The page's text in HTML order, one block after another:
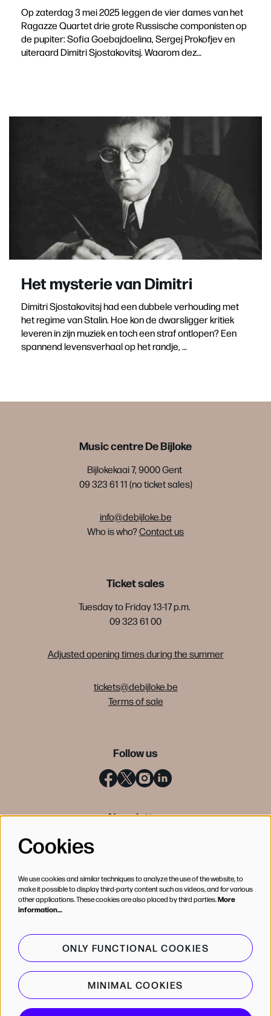
Op zaterdag 3 mei 2025 leggen de vier dames van het
Ragazze Quartet drie grote Russische componisten op
de pupiter: Sofia Goebajdoelina, Sergej Prokofjev en
uiteraard Dimitri Sjostakovitsj. Waarom dez…
Het mysterie van Dimitri
Dimitri Sjostakovitsj had een dubbele verhouding met
het regime van Stalin. Hoe kon de dwarsligger kritiek
leveren in zijn muziek en toch een straf ontlopen? Een
spannend levensverhaal op het randje, …
Music centre De Bijloke
Bijlokekaai 7, 9000 Gent
09 323 61 11 (no ticket sales)
info@debijloke.be
Who is who?Contact us
Ticket sales
Tuesday to Friday 13-17 p.m.
09 323 61 00
Adjusted opening times during the summer
tickets@debijloke.be
Terms of sale
Follow us
Newsletter
Cookies
We use cookies and similar techniques to analyze the use of the website, to
make it possible to display third-party content such as videos, and for various
other applications. These cookies are also placed by third parties.More
information…
ONLY FUNCTIONAL COOKIES
MINIMAL COOKIES